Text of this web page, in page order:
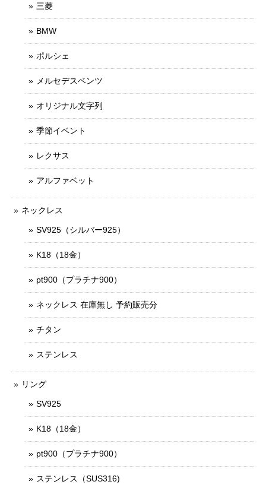
三菱
BMW
ポルシェ
メルセデスベンツ
オリジナル文字列
季節イベント
レクサス
アルファベット
ネックレス
SV925（シルバー925）
K18（18金）
pt900（プラチナ900）
ネックレス 在庫無し 予約販売分
チタン
ステンレス
リング
SV925
K18（18金）
pt900（プラチナ900）
ステンレス（SUS316)